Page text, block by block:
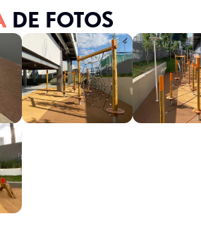
DE FOTOS